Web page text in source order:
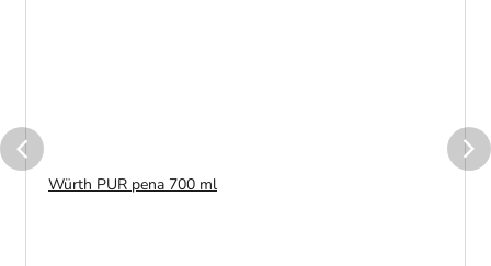
Würth PUR pena 700 ml